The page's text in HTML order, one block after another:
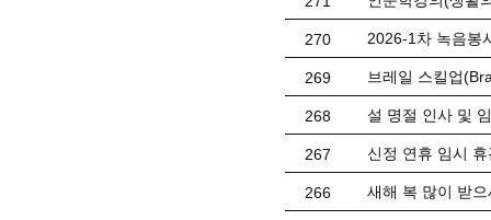
270 2026-1차 녹음봉
269 브레일 스킬업
268 설 명절 인사 및
267 신정 연휴 임시
266 새해 복 많이 받